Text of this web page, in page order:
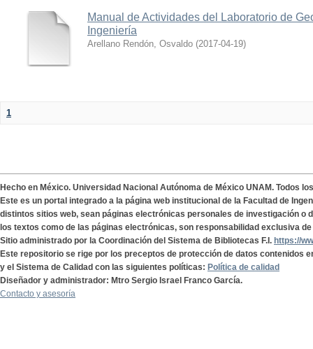
Manual de Actividades del Laboratorio de
Ingeniería
Arellano Rendón, Osvaldo (2017-04-19)
1
Hecho en México. Universidad Nacional Autónoma de México UNAM. Todos
Este es un portal integrado a la página web institucional de la Facultad de
distintos sitios web, sean páginas electrónicas personales de investigación o
los textos como de las páginas electrónicas, son responsabilidad exclusiva
Sitio administrado por la Coordinación del Sistema de Bibliotecas F.I. https://
Este repositorio se rige por los preceptos de protección de datos contenidos
y el Sistema de Calidad con las siguientes políticas: Política de calidad
Diseñador y administrador: Mtro Sergio Israel Franco García.
Contacto y asesoría